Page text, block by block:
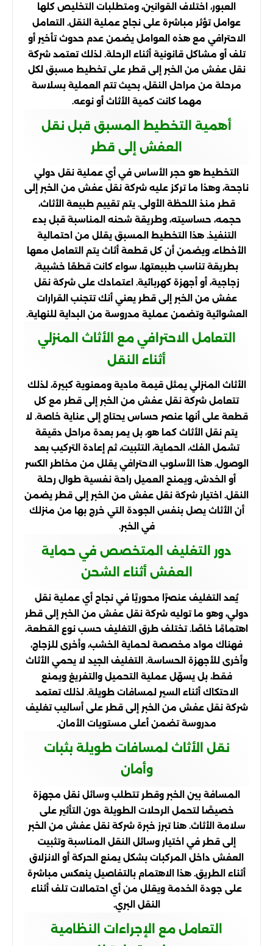
العبور، اختلاف القوانين، ومتطلبات التخليص كلها
عوامل تؤثر مباشرة على نجاح عملية النقل. التعامل
الاحترافي مع هذه العوامل يضمن عدم حدوث تأخير أو
تلف أو مشاكل قانونية أثناء الرحلة. لذلك تعتمد شركة
نقل عفش من الخبر إلى قطر على تخطيط مسبق لكل
مرحلة من مراحل النقل، بحيث تتم العملية بسلاسة
مهما كانت كمية الأثاث أو نوعه.
أهمية التخطيط المسبق قبل نقل
العفش إلى قطر
التخطيط هو حجر الأساس في أي عملية نقل دولي
ناجحة، وهذا ما تركز عليه شركة نقل عفش من الخبر إلى
قطر منذ اللحظة الأولى. يتم تقييم طبيعة الأثاث،
حجمه، حساسيته، وطريقة شحنه المناسبة قبل بدء
التنفيذ. هذا التخطيط المسبق يقلل من احتمالية
الأخطاء، ويضمن أن كل قطعة أثاث يتم التعامل معها
بطريقة تناسب طبيعتها، سواء كانت قطعًا خشبية،
زجاجية، أو أجهزة كهربائية. اعتمادك على شركة نقل
عفش من الخبر إلى قطر يعني أنك تتجنب القرارات
العشوائية وتضمن عملية مدروسة من البداية للنهاية.
التعامل الاحترافي مع الأثاث المنزلي
أثناء النقل
الأثاث المنزلي يمثل قيمة مادية ومعنوية كبيرة، لذلك
تتعامل شركة نقل عفش من الخبر إلى قطر مع كل
قطعة على أنها عنصر حساس يحتاج إلى عناية خاصة. لا
يتم نقل الأثاث كما هو، بل يمر بعدة مراحل دقيقة
تشمل الفك، الحماية، التثبيت، ثم إعادة التركيب بعد
الوصول. هذا الأسلوب الاحترافي يقلل من مخاطر الكسر
أو الخدش، ويمنح العميل راحة نفسية طوال رحلة
النقل. اختيار شركة نقل عفش من الخبر إلى قطر يضمن
أن الأثاث يصل بنفس الجودة التي خرج بها من منزلك
في الخبر.
دور التغليف المتخصص في حماية
العفش أثناء الشحن
يُعد التغليف عنصرًا محوريًا في نجاح أي عملية نقل
دولي، وهو ما توليه شركة نقل عفش من الخبر إلى قطر
اهتمامًا خاصًا. تختلف طرق التغليف حسب نوع القطعة،
فهناك مواد مخصصة لحماية الخشب، وأخرى للزجاج،
وأخرى للأجهزة الحساسة. التغليف الجيد لا يحمي الأثاث
فقط، بل يسهّل عملية التحميل والتفريغ ويمنع
الاحتكاك أثناء السير لمسافات طويلة. لذلك تعتمد
شركة نقل عفش من الخبر إلى قطر على أساليب تغليف
مدروسة تضمن أعلى مستويات الأمان.
نقل الأثاث لمسافات طويلة بثبات
وأمان
المسافة بين الخبر وقطر تتطلب وسائل نقل مجهزة
خصيصًا لتحمل الرحلات الطويلة دون التأثير على
سلامة الأثاث. هنا تبرز خبرة شركة نقل عفش من الخبر
إلى قطر في اختيار وسائل النقل المناسبة وتثبيت
العفش داخل المركبات بشكل يمنع الحركة أو الانزلاق
أثناء الطريق. هذا الاهتمام بالتفاصيل ينعكس مباشرة
على جودة الخدمة ويقلل من أي احتمالات تلف أثناء
النقل البري.
التعامل مع الإجراءات النظامية